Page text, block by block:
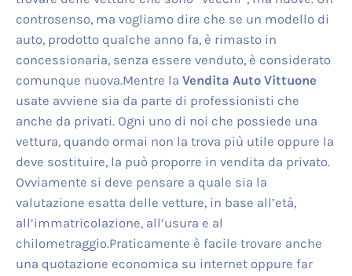
controsenso, ma vogliamo dire che se un modello di
auto, prodotto qualche anno fa, è rimasto in
concessionaria, senza essere venduto, è considerato
comunque nuova.Mentre la Vendita Auto Vittuone
usate avviene sia da parte di professionisti che
anche da privati. Ogni uno di noi che possiede una
vettura, quando ormai non la trova più utile oppure la
deve sostituire, la può proporre in vendita da privato.
Ovviamente si deve pensare a quale sia la
valutazione esatta delle vetture, in base all’età,
all’immatricolazione, all’usura e al
chilometraggio.Praticamente è facile trovare anche
una quotazione economica su internet oppure far